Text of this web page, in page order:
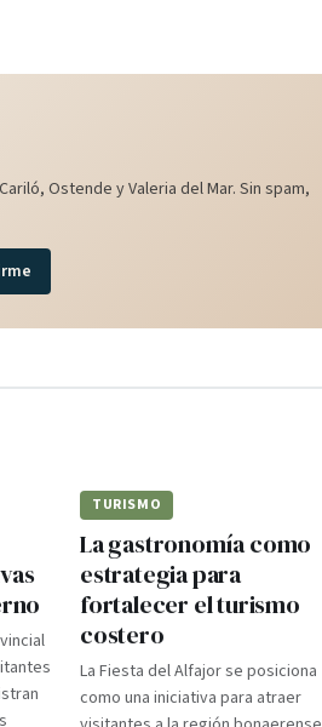
Ostende y Valeria del Mar. Sin spam,
TURISMO
La gastronomía como
estrategia para
fortalecer el turismo
costero
La Fiesta del Alfajor se posiciona
como una iniciativa para atraer